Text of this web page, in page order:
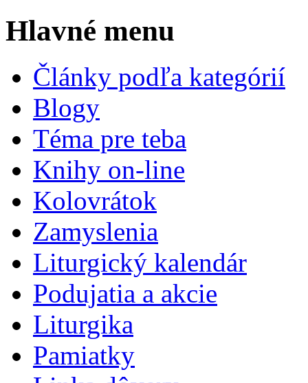
Hlavné menu
Články podľa kategórií
Blogy
Téma pre teba
Knihy on-line
Kolovrátok
Zamyslenia
Liturgický kalendár
Podujatia a akcie
Liturgika
Pamiatky